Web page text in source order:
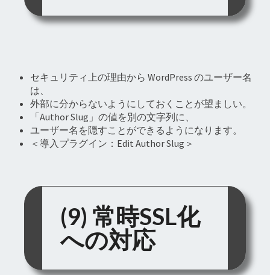
セキュリティ上の理由から WordPress のユーザー名
は、
外部に分からないようにしておくことが望ましい。
「Author Slug」の値を別の文字列に、
ユーザー名を隠すことができるようになります。
＜導入プラグイン：Edit Author Slug＞
(9) 常時SSL化
への対応